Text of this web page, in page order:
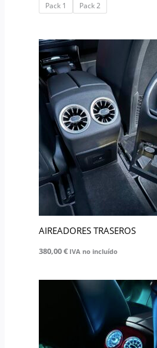
Pack 1 Pack 2
producto
AIREADORES TRASEROS
380,00€ IVA no incluído